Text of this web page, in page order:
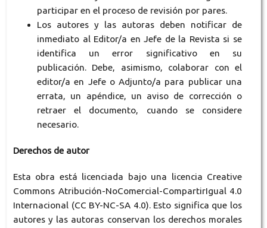
participar en el proceso de revisión por pares.
Los autores y las autoras deben notificar de
inmediato al Editor/a en Jefe de la Revista si se
identifica un error significativo en su
publicación. Debe, asimismo, colaborar con el
editor/a en Jefe o Adjunto/a para publicar una
errata, un apéndice, un aviso de corrección o
retraer el documento, cuando se considere
necesario.
Derechos de autor
Esta obra está licenciada bajo una licencia Creative
Commons Atribución-NoComercial-CompartirIgual 4.0
Internacional (CC BY-NC-SA 4.0). Esto significa que los
autores y las autoras conservan los derechos morales